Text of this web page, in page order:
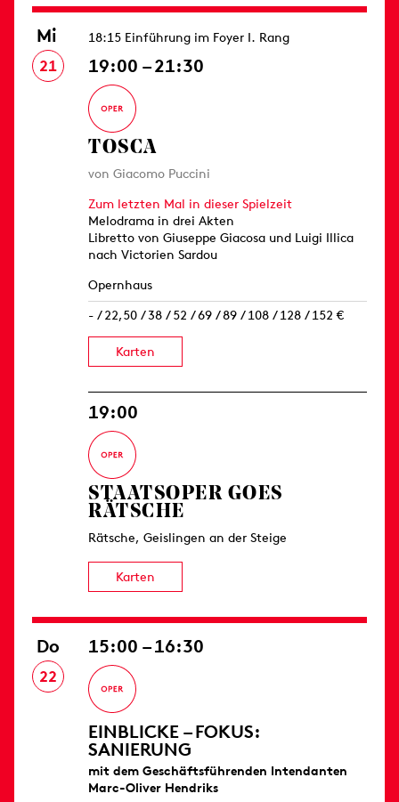
Mi
21
18:15 Einführung im Foyer I. Rang
19:00 – 21:30
TOSCA
von Giacomo Puccini
Zum letzten Mal in dieser Spielzeit
Melodrama in drei Akten
Libretto von Giuseppe Giacosa und Luigi Illica
nach Victorien Sardou
Opernhaus
- / 22,50 / 38 / 52 / 69 / 89 / 108 / 128 / 152 €
Karten
19:00
STAATSOPER GOES
RÄTSCHE
Rätsche, Geislingen an der Steige
Karten
Do
22
15:00 – 16:30
EINBLICKE – FOKUS:
SANIERUNG
mit dem Geschäftsführenden Intendanten
Marc-Oliver Hendriks